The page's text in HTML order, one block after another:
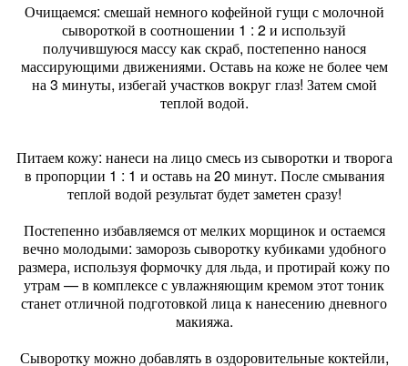
Очищаемся: смешай немного кофейной гущи с молочной
сывороткой в соотношении 1 : 2 и используй
получившуюся массу как скраб, постепенно нанося
массирующими движениями. Оставь на коже не более чем
на 3 минуты, избегай участков вокруг глаз! Затем смой
теплой водой.
Питаем кожу: нанеси на лицо смесь из сыворотки и творога
в пропорции 1 : 1 и оставь на 20 минут. После смывания
теплой водой результат будет заметен сразу!
Постепенно избавляемся от мелких морщинок и остаемся
вечно молодыми: заморозь сыворотку кубиками удобного
размера, используя формочку для льда, и протирай кожу по
утрам — в комплексе с увлажняющим кремом этот тоник
станет отличной подготовкой лица к нанесению дневного
макияжа.
Сыворотку можно добавлять в оздоровительные коктейли,